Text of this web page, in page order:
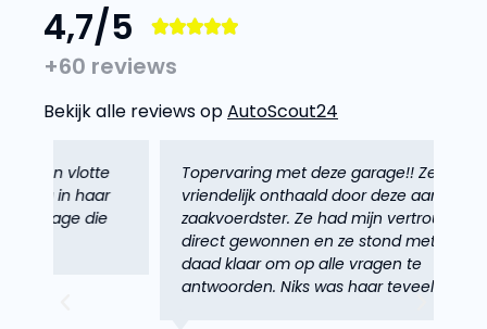
4,7/5 
+60 reviews
Bekijk alle reviews opAutoScout24
Topervaring met deze garage!! Zeer
vriendelijk onthaald door deze aangename
zaakvoerdster. Ze had mijn vertrouwen
direct gewonnen en ze stond met raad en
daad klaar om op alle vragen te
antwoorden. Niks was haar teveel!